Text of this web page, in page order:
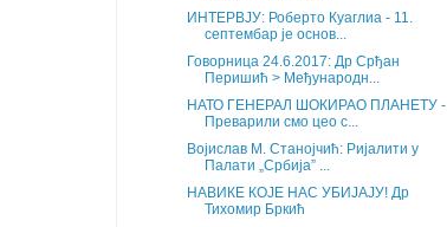
ИНТЕРВЈУ: Роберто Куаглиа - 11.
септембар је основ...
Говорница 24.6.2017: Др Срђан
Перишић > Међународн...
НАТО ГЕНЕРАЛ ШОКИРАО ПЛАНЕТУ -
Преварили смо цео с...
Војислав М. Станојчић: Ријалити у
Палати „Србија” ...
НАВИКЕ КОЈЕ НАС УБИЈАЈУ! Др
Тихомир Бркић